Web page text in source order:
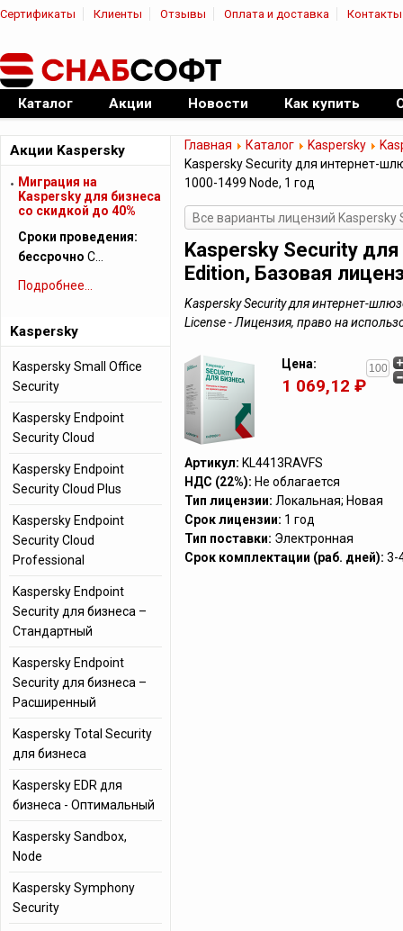
Сертификаты Клиенты Отзывы Оплата и доставка Контакты
Официальный дилер ПО
Каталог Акции Новости Как купить
Главная Каталог Kaspersky
Kaspersky Security для интернет-
1000-1499 Node, 1 год
Все варианты лицензий
Kaspersky Security
Edition, Базовая
Kaspersky Security для интернет-
License - Лицензия, право на
Цена:
1 069,12 ₽
Артикул: KL4413RAVFS
НДС (22%): Не облагается
Тип лицензии: Локальная; Новая
Срок лицензии: 1 год
Тип поставки: Электронная
Срок комплектации (раб. дней): 3-
Акции Kaspersky
Миграция на
Kaspersky для бизнеса
cо скидкой до 40%
Сроки проведения:
бессрочно С…
Подробнее...
Kaspersky
Kaspersky Small Office
Security
Kaspersky Endpoint
Security Cloud
Kaspersky Endpoint
Security Cloud Plus
Kaspersky Endpoint
Security Cloud
Professional
Kaspersky Endpoint
Security для бизнеса –
Стандартный
Kaspersky Endpoint
Security для бизнеса –
Расширенный
Kaspersky Total Security
для бизнеса
Kaspersky EDR для
бизнеса - Оптимальный
Kaspersky Sandbox,
Node
Kaspersky Symphony
Security